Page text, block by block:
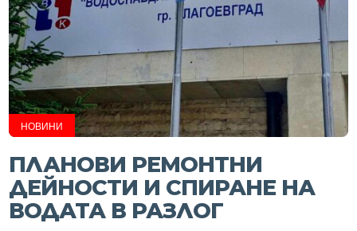
НОВИНИ
ПЛАНОВИ РЕМОНТНИ
ДЕЙНОСТИ И СПИРАНЕ НА
ВОДАТА В РАЗЛОГ